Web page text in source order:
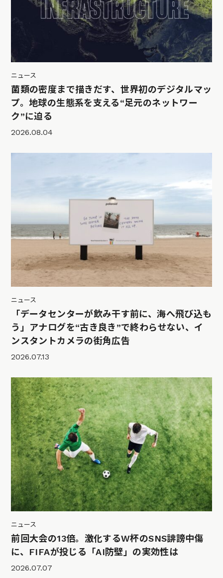
ニュース
菌類の密度まで描きだす、世界初のデジタルマッ
プ。地球の生態系を支える“足元のネットワー
ク”に迫る
2026.08.04
ニュース
「データセンターが飲み干す前に、海へ飛び込も
う」アナログを“古き良き”で終わらせない、イ
ンスタントカメラの街角広告
2026.07.13
ニュース
前回大会の13倍。激化するW杯のSNS誹謗中傷
に、FIFAが投じる「AI防壁」の実効性は
2026.07.07